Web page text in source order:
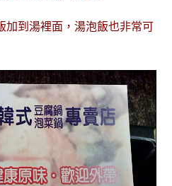
加到湯裡面，湯泡飯也非常可